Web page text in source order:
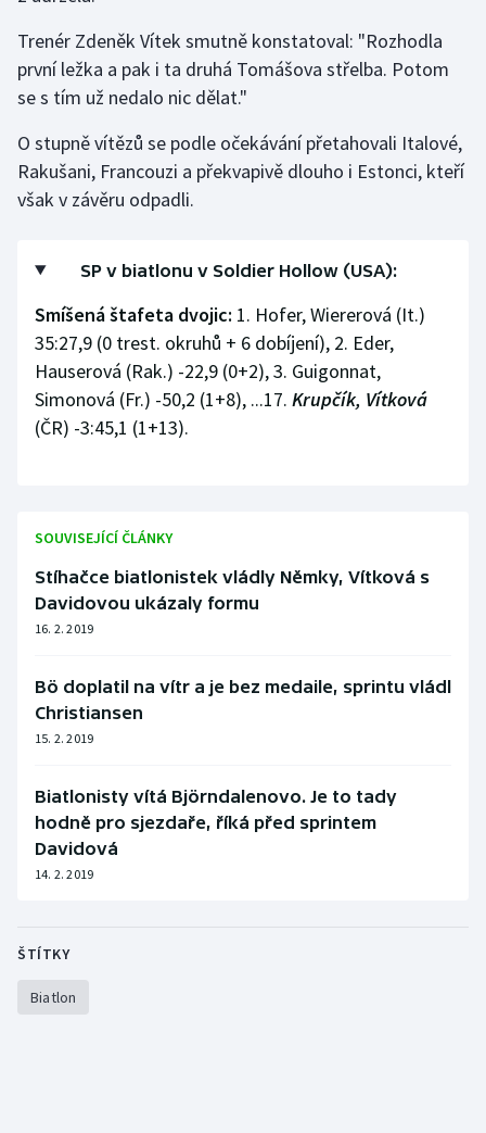
Triatlon
Vodní slalom
Ostatní
Trenér Zdeněk Vítek smutně konstatoval: "Rozhodla
první ležka a pak i ta druhá Tomášova střelba. Potom
se s tím už nedalo nic dělat."
O stupně vítězů se podle očekávání přetahovali Italové,
Rakušani, Francouzi a překvapivě dlouho i Estonci, kteří
však v závěru odpadli.
SP v biatlonu v Soldier Hollow (USA):
Smíšená štafeta dvojic: 1. Hofer, Wiererová (It.)
35:27,9 (0 trest. okruhů + 6 dobíjení), 2. Eder,
Hauserová (Rak.) -22,9 (0+2), 3. Guigonnat,
Simonová (Fr.) -50,2 (1+8), ...17. Krupčík, Vítková
(ČR) -3:45,1 (1+13).
SOUVISEJÍCÍ ČLÁNKY
Stíhačce biatlonistek vládly Němky, Vítková s
Davidovou ukázaly formu
16. 2. 2019
Bö doplatil na vítr a je bez medaile, sprintu vládl
Christiansen
15. 2. 2019
Biatlonisty vítá Björndalenovo. Je to tady
hodně pro sjezdaře, říká před sprintem
Davidová
14. 2. 2019
ŠTÍTKY
Biatlon